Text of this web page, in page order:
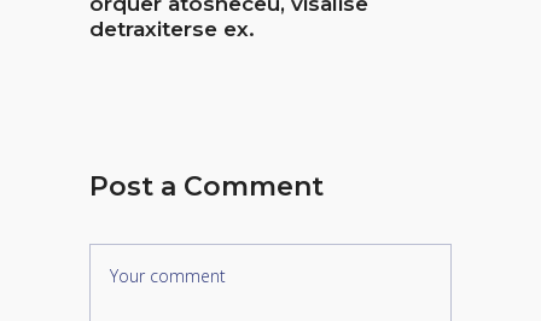
detraxiterse ex.
Post a Comment